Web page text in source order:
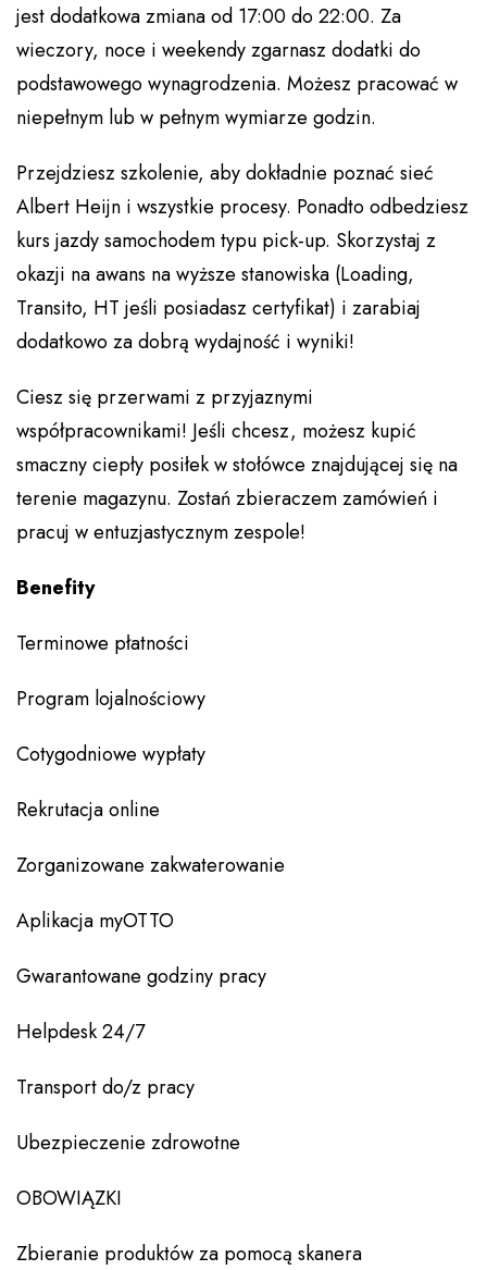
jest dodatkowa zmiana od 17:00 do 22:00. Za
wieczory, noce i weekendy zgarnasz dodatki do
podstawowego wynagrodzenia. Możesz pracować w
niepełnym lub w pełnym wymiarze godzin.
Przejdziesz szkolenie, aby dokładnie poznać sieć
Albert Heijn i wszystkie procesy. Ponadto odbedziesz
kurs jazdy samochodem typu pick-up. Skorzystaj z
okazji na awans na wyższe stanowiska (Loading,
Transito, HT jeśli posiadasz certyfikat) i zarabiaj
dodatkowo za dobrą wydajność i wyniki!
Ciesz się przerwami z przyjaznymi
współpracownikami! Jeśli chcesz, możesz kupić
smaczny ciepły posiłek w stołówce znajdującej się na
terenie magazynu. Zostań zbieraczem zamówień i
pracuj w entuzjastycznym zespole!
Benefity
Terminowe płatności
Program lojalnościowy
Cotygodniowe wypłaty
Rekrutacja online
Zorganizowane zakwaterowanie
Aplikacja myOTTO
Gwarantowane godziny pracy
Helpdesk 24/7
Transport do/z pracy
Ubezpieczenie zdrowotne
OBOWIĄZKI
Zbieranie produktów za pomocą skanera